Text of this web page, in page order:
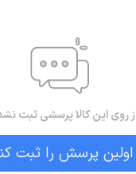
روی این کالا پرسشی ثبت
اولین پرسش را ثبت